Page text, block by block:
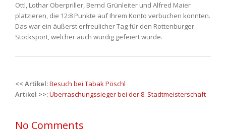
Ottl, Lothar Oberpriller, Bernd Grünleiter und Alfred Maier
platzieren, die 12:8 Punkte auf Ihrem Konto verbuchen konnten.
Das war ein äußerst erfreulicher Tag für den Rottenburger
Stocksport, welcher auch würdig gefeiert wurde.
Post
navigation
<< Artikel:Besuch bei Tabak Pöschl
Artikel >>:Überraschungssieger bei der 8. Stadtmeisterschaft
No Comments